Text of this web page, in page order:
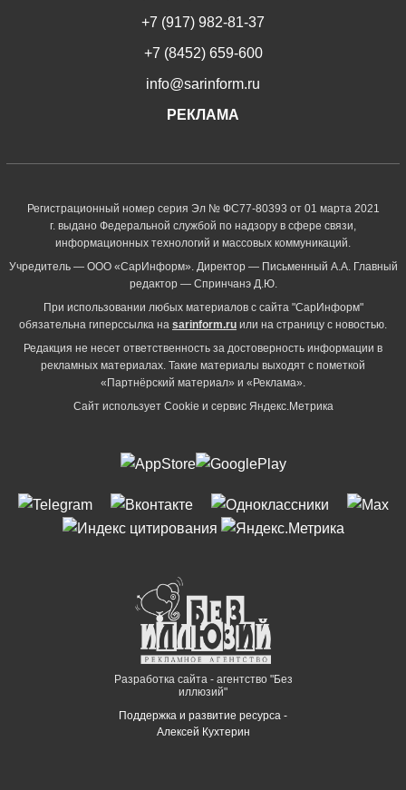
+7 (917) 982-81-37
+7 (8452) 659-600
info@sarinform.ru
РЕКЛАМА
Регистрационный номер серия Эл № ФС77-80393 от 01 марта 2021
г. выдано Федеральной службой по надзору в сфере связи,
информационных технологий и массовых коммуникаций.
Учредитель — ООО «СарИнформ». Директор — Письменный А.А. Главный
редактор — Спринчанэ Д.Ю.
При использовании любых материалов с сайта "СарИнформ"
обязательна гиперссылка на sarinform.ru или на страницу с новостью.
Редакция не несет ответственность за достоверность информации в
рекламных материалах. Такие материалы выходят с пометкой
«Партнёрский материал» и «Реклама».
Сайт использует Cookie и сервиc Яндекс.Метрика
Разработка сайта - агентство "Без
иллюзий"
Поддержка и развитие ресурса -
Алексей Кухтерин